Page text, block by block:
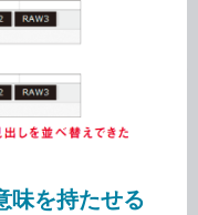
味を持たせる